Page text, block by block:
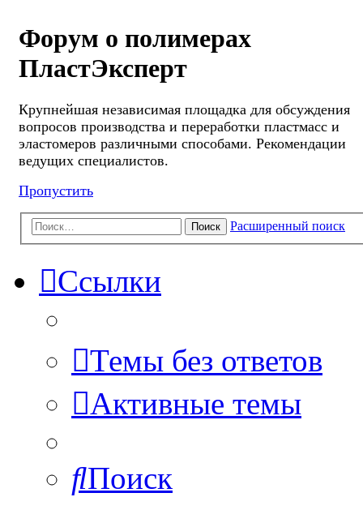
Форум о полимерах
ПластЭксперт
Крупнейшая независимая площадка для обсуждения
вопросов производства и переработки пластмасс и
эластомеров различными способами. Рекомендации
ведущих специалистов.
Пропустить
Поиск Расширенный поиск
Ссылки
Темы без ответов
Активные темы
Поиск